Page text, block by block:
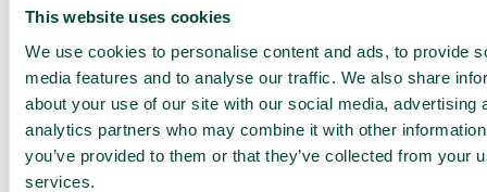
This website uses cookies
We use cookies to personalise content and ads, to provide
media features and to analyse our traffic. We also share
about your use of our site with our social media, advertising
analytics partners who may combine it with other
you’ve provided to them or that they’ve collected from your
services.
tjänster
Offert anpassad för ditt
företag
Utforska
användningsområden för
ditt team